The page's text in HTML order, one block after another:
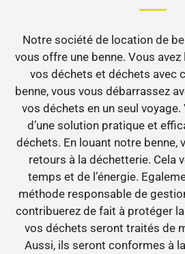
Notre société de location de
vous offre une benne. Vous avez
vos déchets et déchets avec
benne, vous vous débarrassez
vos déchets en un seul
d’une solution pratique et
déchets. En louant notre benne,
retours à la déchetterie. Cela
temps et de l’énergie.
méthode responsable de
contribuerez de fait à protéger
vos déchets seront traités de
Aussi, ils seront conformes à